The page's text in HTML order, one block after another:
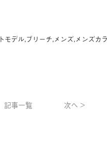
モデル,ブリーチ,メンズ,メンズカ
記事一覧 次へ >